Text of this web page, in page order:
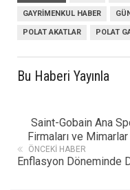
GAYRIMENKUL HABER
POLAT AKATLAR POLAT
Bu Haberi Yayınla
Saint-Gobain Ana
Firmaları ve Mimarlar
ÖNCEKI HABER
Enflasyon Döneminde